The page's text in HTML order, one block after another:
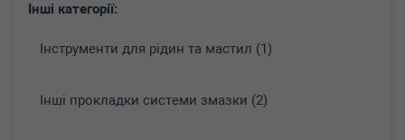
Інші категорії:
Інструменти для рідин та мастил (1)
Інші прокладки системи змазки (2)